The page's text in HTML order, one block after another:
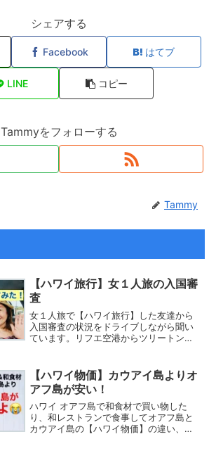
シェアする
Facebook はてブ
LINE コピー
Tammyをフォローする
Tammy
【ハワイ旅行】女１人旅の入国審
査
女１人旅で【ハワイ旅行】した友達から
入国審査の状況をドライブしながら聞い
ています。リフエ空港からツリートンネ
も見てディナーはポートアレン サンセッ
ト グリル＆バー。
【ハワイ物価】カウアイ島よりオ
アフ島が安い！
ハワイ オアフ島で和食材で買い物した
り、和レストランで食事してオアフ島と
カウアイ島の【ハワイ物価】の違い、そ